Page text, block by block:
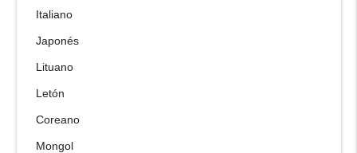
Italiano
Japonés
Lituano
Letón
Coreano
Mongol